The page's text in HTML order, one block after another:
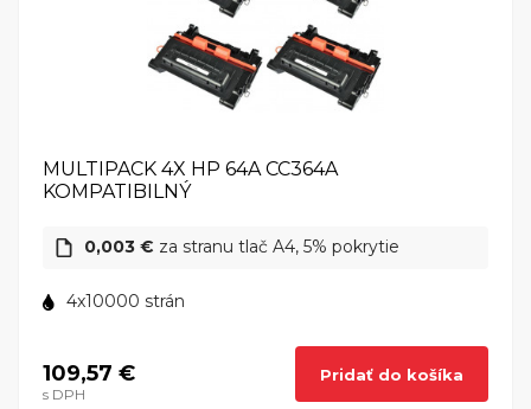
MULTIPACK 4X HP 64A CC364A
KOMPATIBILNÝ
0,003 € za stranu tlač A4, 5% pokrytie
4x10000 strán
109,57 €
s DPH
Pridať do košíka